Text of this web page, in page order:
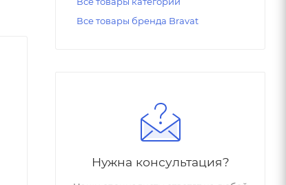
Все товары бренда Bravat
Нужна консультация?